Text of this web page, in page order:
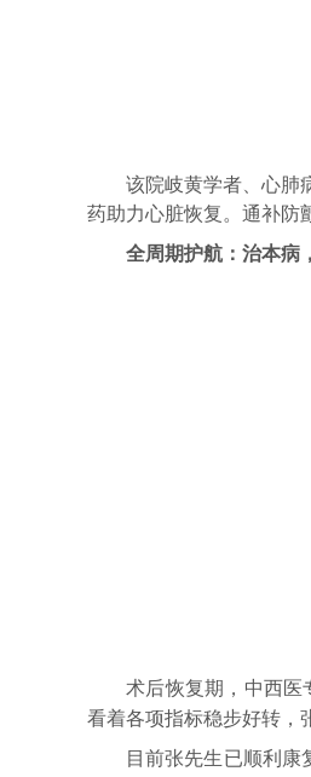
该院岐黄学者、心肺
药助力心脏恢复 。通补防
全周期护航 ：治本病
术后恢复期，中西医
看着各项指标稳步好转，
目前张先生已顺利